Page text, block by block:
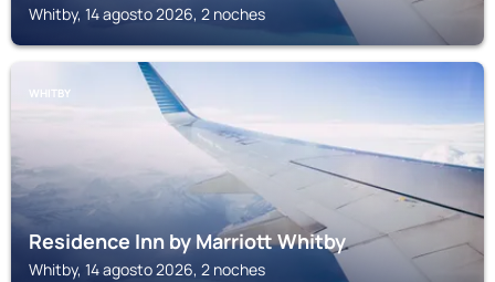
Whitby, 14 agosto 2026, 2 noches
WHITBY
Residence Inn by Marriott Whitby
Whitby, 14 agosto 2026, 2 noches